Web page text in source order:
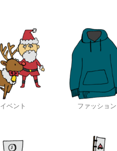
イベント ファッション